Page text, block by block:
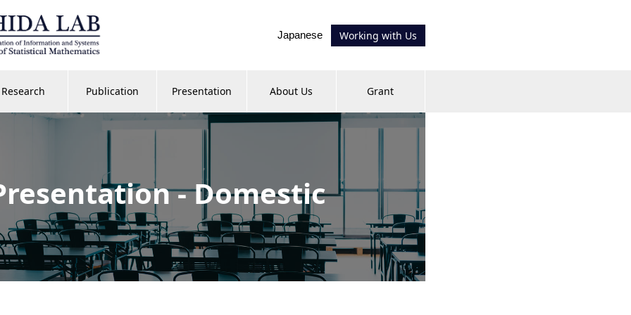
Japanese Working with Us
Research Publication Presentation About Us Grant
- Domestic